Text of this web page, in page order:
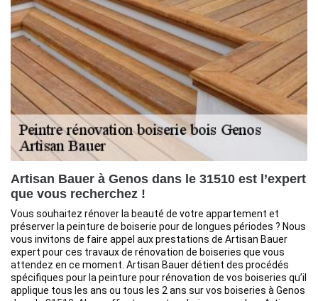
Artisan Bauer à Genos dans le 31510 est l’expert
que vous recherchez !
Vous souhaitez rénover la beauté de votre appartement et
préserver la peinture de boiserie pour de longues périodes ? Nous
vous invitons de faire appel aux prestations de Artisan Bauer
expert pour ces travaux de rénovation de boiseries que vous
attendez en ce moment. Artisan Bauer détient des procédés
spécifiques pour la peinture pour rénovation de vos boiseries qu’il
applique tous les ans ou tous les 2 ans sur vos boiseries à Genos